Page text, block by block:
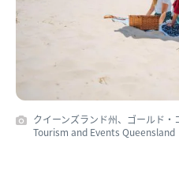
クイーンズランド州、ゴールド
Tourism and Events Queensland